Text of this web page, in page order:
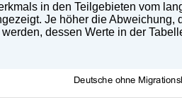
in den Teilgebieten vom
Je höher die Abweichung,
dessen Werte in der